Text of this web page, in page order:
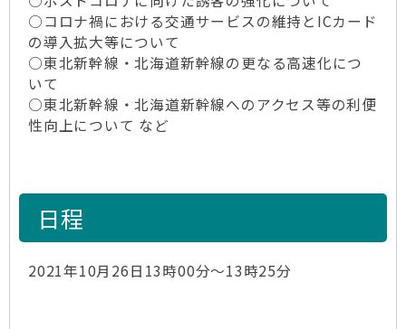
○コロナ禍における交通サービスの維持とICカード
の導入拡大等について
○東北新幹線・北海道新幹線の更なる高速化につ
いて
○東北新幹線・北海道新幹線へのアクセス等の利便
性向上について など
日程
2021年10月26日13時00分～13時25分